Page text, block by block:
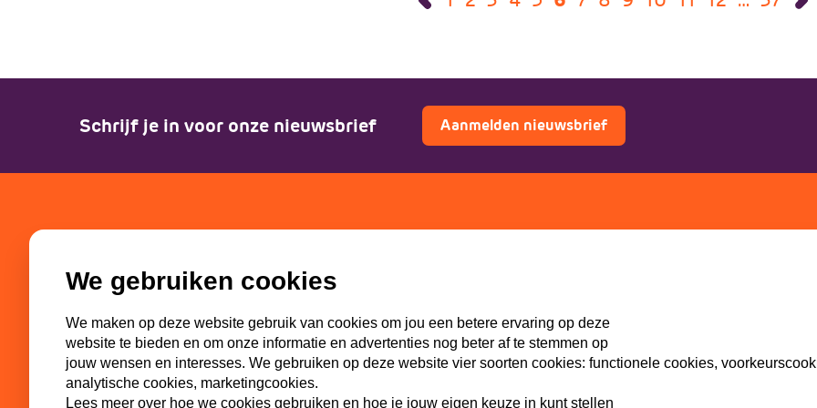
Schrijf je in voor onze nieuwsbrief Aanmelden nieuwsbrief
Bestuur
Geschiedenis
Commissies
WI-SGP
Lokaal
Sponsoren
We gebruiken cookies
We maken op deze website gebruik van cookies om jou een betere ervaring op deze
website te bieden en om onze informatie en advertenties nog beter af te stemmen op
jouw wensen en interesses. We gebruiken op deze website vier soorten cookies: functionele cookies,
analytische cookies, marketingcookies.
Lees meer over hoe we cookies gebruiken en hoe je jouw eigen keuze in kunt stellen